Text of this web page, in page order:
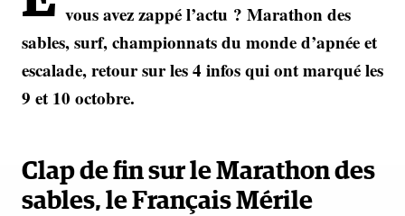
vous avez zappé l’actu ? Marathon des
sables, surf, championnats du monde d’apnée et
escalade, retour sur les 4 infos qui ont marqué les
9 et 10 octobre.
Clap de fin sur le Marathon des
sables, le Français Mérile